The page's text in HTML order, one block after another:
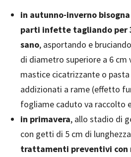
in autunno-inverno
parti infette tagliando per
sano, asportando e
di diametro superiore a 6 cm
mastice cicatrizzante o
addizionati a rame (effetto
fogliame caduto va raccolto
in primavera, allo stadio di
con getti di 5 cm di
trattamenti preventivi con